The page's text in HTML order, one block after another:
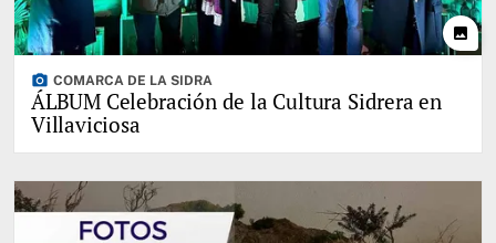
photo
photo_camera COMARCA DE LA SIDRA
ÁLBUM Celebración de la Cultura Sidrera en
Villaviciosa